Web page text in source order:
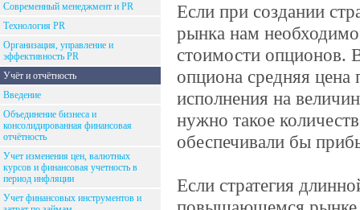
Современный менеджмент и PR
Технология PR
Организация, управление и
эффективность PR
Учёт и отчётность
Введение
Объединение бизнеса и
консолидированная финансовая
отчётность
Учет изменения цен, валютных
курсов и финансовая учетность в
период инфляции
Учет финансовых инструментов и
Если при создании
рынка нам
стоимости опционов.
опциона средняя
исполнения на
нужно такое
обеспечивали бы
Если стратегия